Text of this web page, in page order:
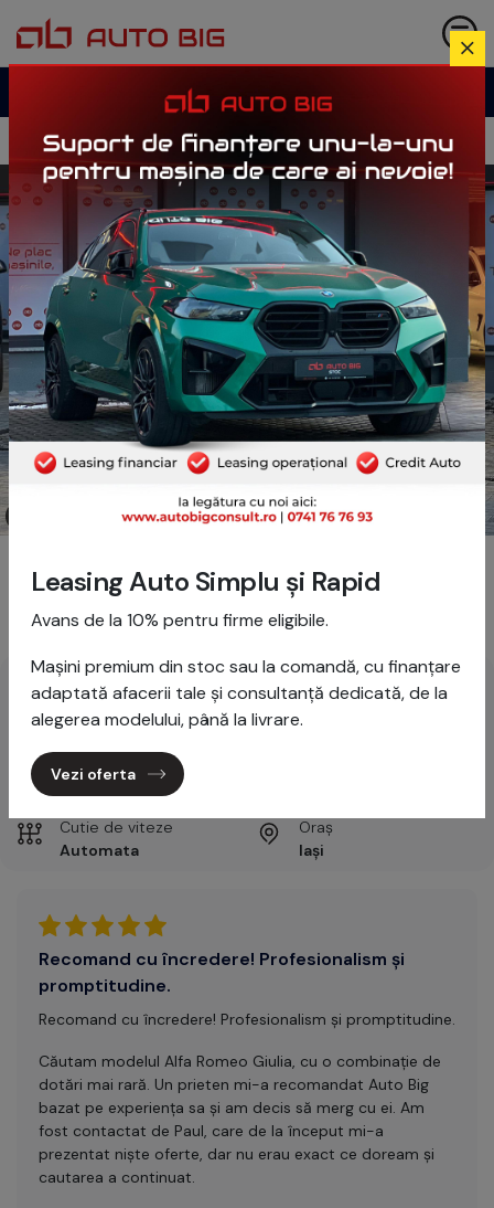
Garanție până la3 ani Istoric complet verificat
Portofoliu mașini
Alfa Romeo Giulia Veloce Q4
Vândut
Prima înmatriculare
2021
Kilometraj
91,334 km
Motorizare și putere
2.0 l, 280 CP
Cutie de viteze
Automata
Oraș
Iași
Recomand cu încredere! Profesionalism și
promptitudine.
Recomand cu încredere! Profesionalism și promptitudine.
Căutam modelul Alfa Romeo Giulia, cu o combinație de
dotări mai rară. Un prieten mi-a recomandat Auto Big
bazat pe experiența sa și am decis să merg cu ei. Am
fost contactat de Paul, care de la început mi-a
prezentat niște oferte, dar nu erau exact ce doream și
cautarea a continuat.
Leasing Auto Simplu și Rapid
Avans de la 10% pentru firme eligibile.
Mașini premium din stoc sau la comandă, cu finanțare
adaptată afacerii tale și consultanță dedicată, de la
alegerea modelului, până la livrare.
Vezi oferta